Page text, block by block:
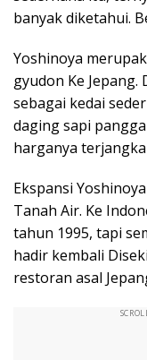
banyak diketahui.
Yoshinoya
gyudon Ke
sebagai kedai
daging sapi
harganya
Ekspansi
Tanah Air. Ke
tahun 1995, tapi
hadir kembali
restoran asal